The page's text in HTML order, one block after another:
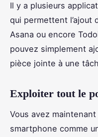
Il y a plusieurs
qui permettent l’ajout
Asana ou encore
pouvez simplement
pièce jointe à une
Exploiter tout le
Vous avez
smartphone comme